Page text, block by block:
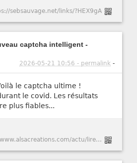
sebsauvage.net/links/?HEX9gA
captcha intelligent -
2026-05-21 10:56 - permalink -
le captcha ultime !
le covid. Les résultats
plus fiables...
https://www.alsacreations.com/actu/lire/1984-Captchoum-le-nouveau-captcha-intelligent.html